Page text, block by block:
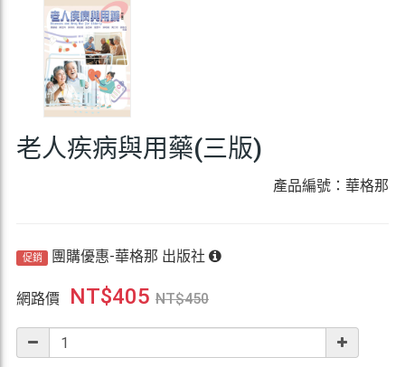
老人疾病與用藥(三版)
產品編號：華格那
促銷 團購優惠-華格那 出版社
網路價 NT$405 NT$450